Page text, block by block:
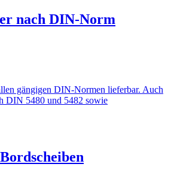
nach DIN-Norm
gängigen DIN-Normen lieferbar. Auch
DIN 5480 und 5482 sowie